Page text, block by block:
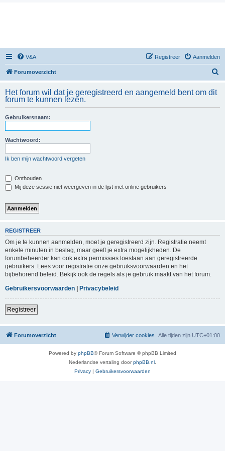
V&A Aanmelden
Registreer
Forumoverzicht
k
Het forum wil dat je geregistreerd en aangemeld bent om dit
forum te kunnen lezen.
Gebruikersnaam:
Wachtwoord:
Ik ben mijn wachtwoord vergeten
Onthouden
Mij deze sessie niet weergeven in de lijst met online gebruikers
REGISTREER
Om je te kunnen aanmelden, moet je geregistreerd zijn. Registratie neemt
enkele minuten in beslag, maar geeft je extra mogelijkheden. De
forumbeheerder kan ook extra permissies toestaan aan geregistreerde
gebruikers. Lees voor registratie onze gebruiksvoorwaarden en het
bijbehorend beleid. Bekijk ook de regels als je gebruik maakt van het forum.
Gebruikersvoorwaarden
Privacybeleid
Registreer
Forumoverzicht Alle tijden zijn UTC+01:00
Verwijder cookies
Powered by phpBB® Forum Software © phpBB Limited
Nederlandse vertaling doorphpBB.nl.
Privacy | Gebruikersvoorwaarden